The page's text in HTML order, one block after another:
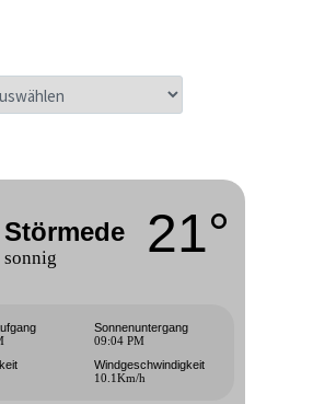
Störmede
sonnig 21°
Sonnenuntergang
09:04 PM
Windgeschwindigkeit
10.1Km/h